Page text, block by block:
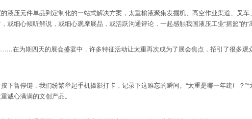
元件单品到定制化的一站式解决方案，太重榆液聚集发掘机、高空作业渠道、叉车
细心倾听解说，或细心观摩展品，或活跃沟通评论，一起感触我国液压工业“摇篮”的“
在为期四天的展会盛宴中，许多特征活动让太重再次成为了展会焦点，招引了很多观
暂停键，我们纷繁举起手机摄影打卡，记录下这难忘的瞬间。“太重是哪一年建厂？
诚心满满的文创产品。